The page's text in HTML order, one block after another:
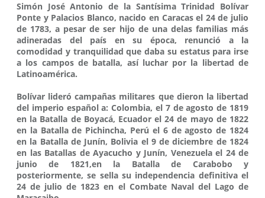
Simón José Antonio de la Santísima Trinidad Bolívar
Ponte y Palacios Blanco, nacido en Caracas el 24 de julio
de 1783, a pesar de ser hijo de una delas familias más
adineradas del país en su época, renunció a la
comodidad y tranquilidad que daba su estatus para irse
a los campos de batalla, así luchar por la libertad de
Latinoamérica.
Bolívar lideró campañas militares que dieron la libertad
del imperio español a: Colombia, el 7 de agosto de 1819
en la Batalla de Boyacá, Ecuador el 24 de mayo de 1822
en la Batalla de Pichincha, Perú el 6 de agosto de 1824
en la Batalla de Junín, Bolivia el 9 de diciembre de 1824
en las Batallas de Ayacucho y Junín, Venezuela el 24 de
junio de 1821,en la Batalla de Carabobo y
posteriormente, se sella su independencia definitiva el
24 de julio de 1823 en el Combate Naval del Lago de